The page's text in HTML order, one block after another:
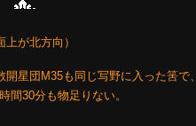
が北方向）
星団M35も同じ写野に入った筈
間30分も物足りない。